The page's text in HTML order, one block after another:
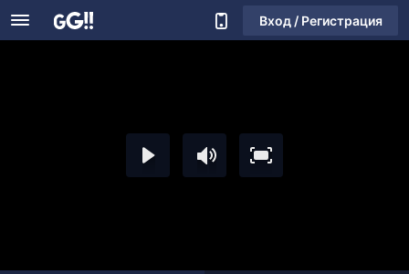
Вход / Регистрация